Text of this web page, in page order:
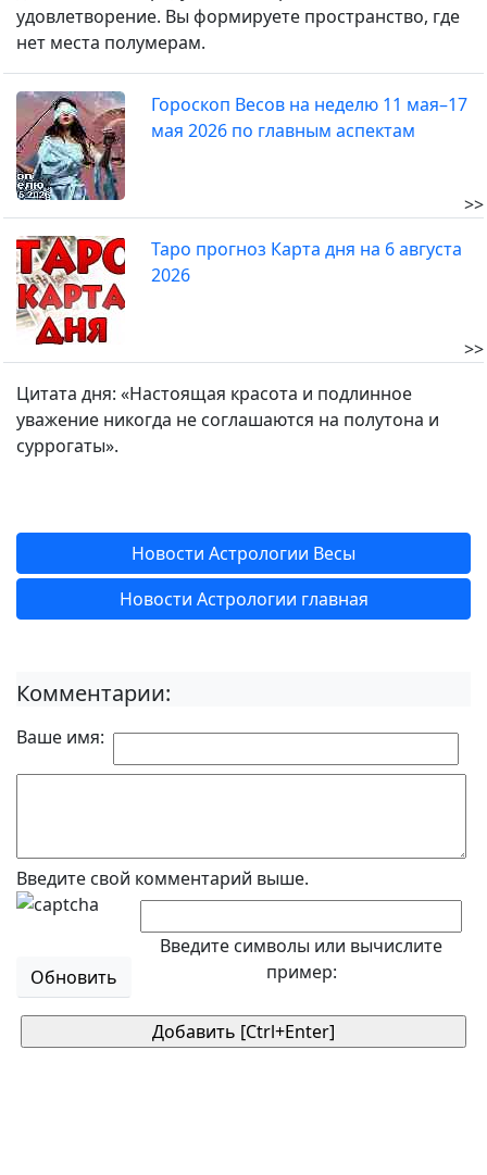
удовлетворение. Вы формируете пространство, где
нет места полумерам.
Гороскоп Весов на неделю 11 мая–17
мая 2026 по главным аспектам
>>
Таро прогноз Карта дня на 6 августа
2026
>>
Цитата дня: «Настоящая красота и подлинное
уважение никогда не соглашаются на полутона и
суррогаты».
Новости Астрологии Весы
Новости Астрологии главная
Комментарии:
Ваше имя:
Введите свой комментарий выше.
Обновить
Введите символы или вычислите
пример: